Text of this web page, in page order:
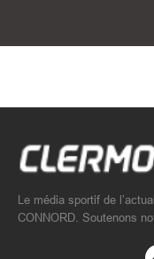
Le média sportif de
CONNORD. Soutenons